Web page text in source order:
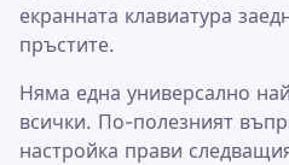
екранната клавиатура
пръстите.
Няма една универсално
всички. По-полезният
настройка прави